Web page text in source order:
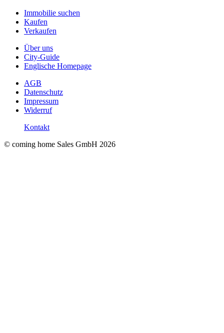
Immobilie suchen
Kaufen
Verkaufen
Über uns
City-Guide
Englische Homepage
AGB
Datenschutz
Impressum
Widerruf
Kontakt
© coming home Sales GmbH 2026